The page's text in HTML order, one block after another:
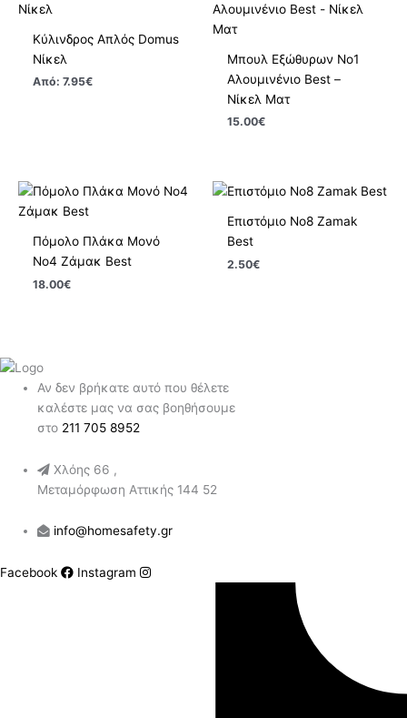
Κύλινδρος Απλός Domus
Νίκελ
Από:7.95€
Μπουλ Εξώθυρων No1
Αλουμινένιο Best –
Νίκελ Ματ
15.00€
Πόμολο Πλάκα Μονό
No4 Ζάμακ Best
18.00€
Επιστόμιο No8 Zamak
Best
2.50€
Αν δεν βρήκατε αυτό που θέλετε
καλέστε μας να σας βοηθήσουμε
στο 211 705 8952
Χλόης 66 ,
Μεταμόρφωση Αττικής 144 52
info@homesafety.gr
Facebook Instagram